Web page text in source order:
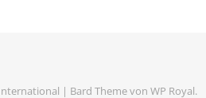
| Bard Theme von WP Royal.